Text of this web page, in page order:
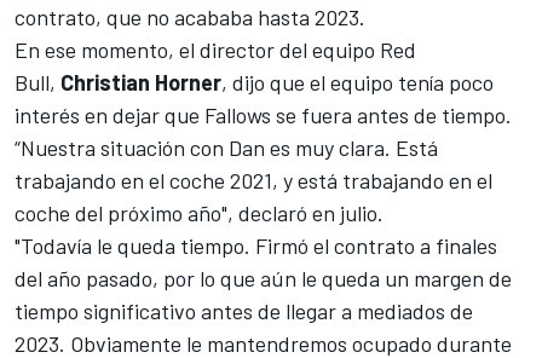
contrato, que no acababa hasta 2023.
En ese momento, el director del equipo Red
Bull, Christian Horner, dijo que el equipo tenía poco
interés en dejar que Fallows se fuera antes de tiempo.
“Nuestra situación con Dan es muy clara. Está
trabajando en el coche 2021, y está trabajando en el
coche del próximo año", declaró en julio.
"Todavía le queda tiempo. Firmó el contrato a finales
del año pasado, por lo que aún le queda un margen de
tiempo significativo antes de llegar a mediados de
2023. Obviamente le mantendremos ocupado durante